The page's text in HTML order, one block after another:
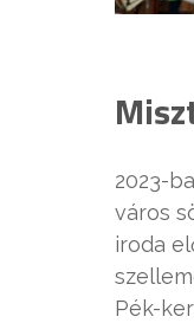
2023-
város
iroda
Pék-